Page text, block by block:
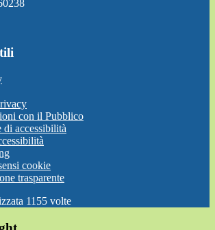
con il Pubblico
accessibilità
cookie
trasparente
1155 volte